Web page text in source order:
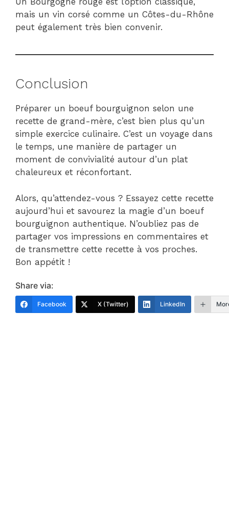
mais un vin corsé comme un Côtes-du-Rhône
peut également très bien convenir.
Conclusion
Préparer un boeuf bourguignon selon une
recette de grand-mère, c’est bien plus qu’un
simple exercice culinaire. C’est un voyage dans
le temps, une manière de partager un
moment de convivialité autour d’un plat
chaleureux et réconfortant.
Alors, qu’attendez-vous ? Essayez cette recette
aujourd’hui et savourez la magie d’un boeuf
bourguignon authentique. N’oubliez pas de
partager vos impressions en commentaires et
de transmettre cette recette à vos proches.
Bon appétit !
Share via:
Facebook X (Twitter) LinkedIn